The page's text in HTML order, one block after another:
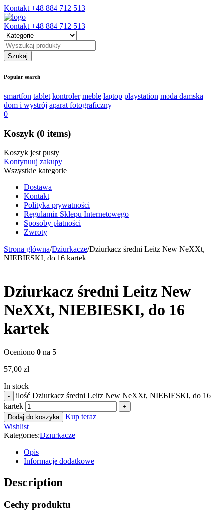
Kontakt +48 884 712 513
Kontakt +48 884 712 513
Popular search
smartfon tablet kontroler meble laptop playstation moda damska
dom i wystrój aparat fotograficzny
0
Koszyk (0 items)
Koszyk jest pusty
Kontynuuj zakupy
Wszystkie kategorie
Dostawa
Kontakt
Polityka prywatności
Regulamin Sklepu Internetowego
Sposoby płatności
Zwroty
Strona główna/Dziurkacze/Dziurkacz średni Leitz New NeXXt,
NIEBIESKI, do 16 kartek
Dziurkacz średni Leitz New
NeXXt, NIEBIESKI, do 16
kartek
Oceniono 0 na 5
57,00 zł
In stock
ilość Dziurkacz średni Leitz New NeXXt, NIEBIESKI, do 16
kartek
Dodaj do koszyka
Kup teraz
Wishlist
Kategories:Dziurkacze
Opis
Informacje dodatkowe
Description
Cechy produktu